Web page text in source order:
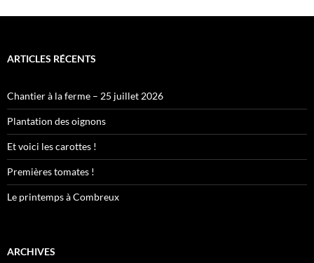
ARTICLES RÉCENTS
Chantier à la ferme – 25 juillet 2026
Plantation des oignons
Et voici les carottes !
Premières tomates !
Le printemps à Combreux
ARCHIVES